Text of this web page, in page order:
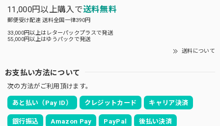
11,000円以上購入で送料無料
郵便受け配達 送料全国一律390円
33,000円以上はレターパックプラスで発送
55,000円以上はゆうパックで発送
送料について
お支払い方法について
次の方法がご利用頂けます。
あと払い（Pay ID） クレジットカード キャリア決済
銀行振込 Amazon Pay PayPal 後払い決済